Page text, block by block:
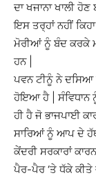
ਦਾ ਖਜਾਨਾ ਖਾਲੀ
ਇਸ ਤਰ੍ਹਾਂ ਨਹੀਂ
ਮੋਰੀਆਂ ਨੂੰ ਬੰਦ ਕਰਕੇ
ਹਨ |
ਪਵਨ ਟੀਨੂੰ ਨੇ ਦਸਿਆ
ਹੋਇਆ ਹੈ | ਸੰਵਿਧਾਨ
ਹੀ ਹੈ ਜੋ ਭਾਜਪਾਈ
ਸਾਰਿਆਂ ਨੂੰ ਆਪ ਦੇ
ਕੇਂਦਰੀ ਸਰਕਾਰਾਂ
ਪੈਰ-ਪੈਰ ‘ਤੇ ਧੱਕੇ ਕੀਤੇ